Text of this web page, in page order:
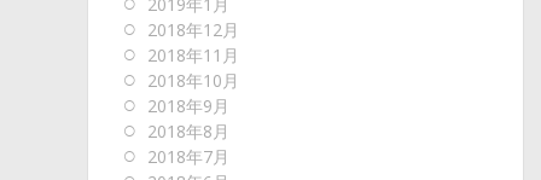
2019年1月
2018年12月
2018年11月
2018年10月
2018年9月
2018年8月
2018年7月